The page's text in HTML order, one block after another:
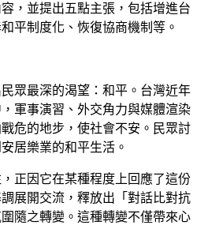
，並提出五點主張，包括增進台
平制度化、恢復協商機制等。
眾最深的渴望：和平。台灣近年
軍事演習、外交角力與媒體渲染
危的地步，使社會不安。民眾討
居樂業的和平生活。
正因它在某種程度上回應了這份
展開交流，釋放出「對話比對抗
隨之轉變。這種轉變不僅帶來心